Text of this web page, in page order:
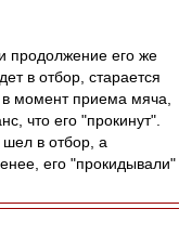
продолжение его же
в отбор, старается
в момент приема мяча,
что его "прокинут".
в отбор, а
его "прокидывали"